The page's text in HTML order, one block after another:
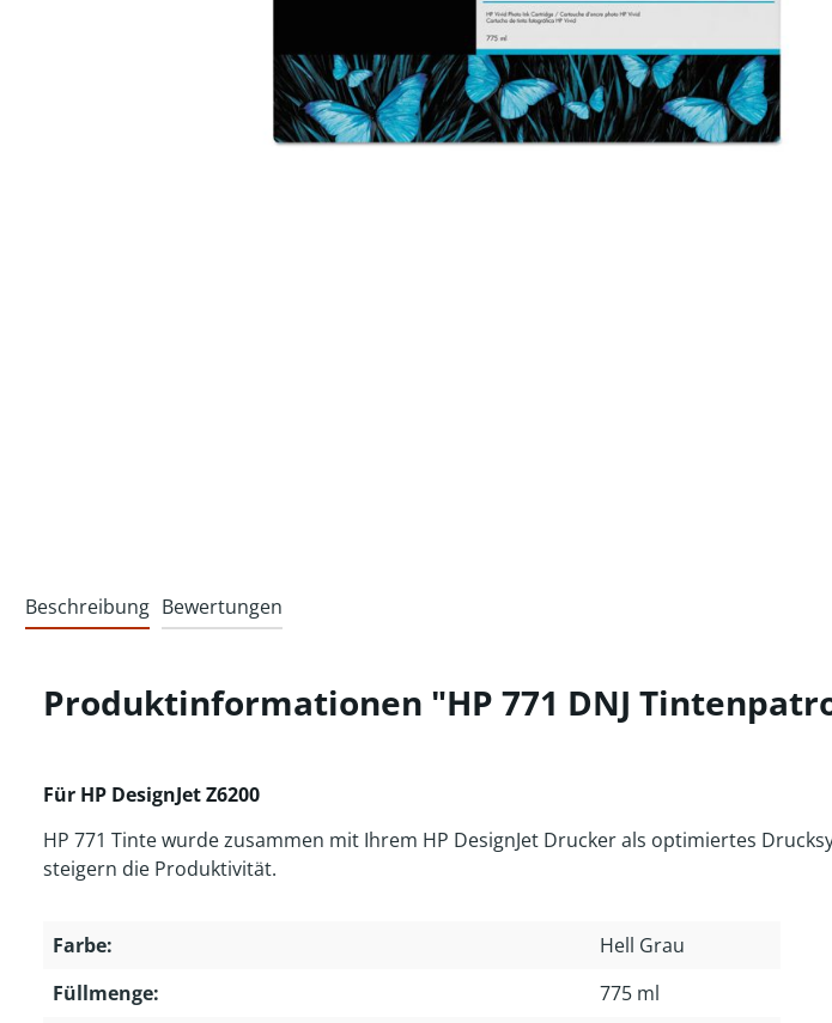
Beschreibung Bewertungen
Produktinformationen "HP 771 DNJ
Für HP DesignJet Z6200
HP 771 Tinte wurde zusammen mit Ihrem HP DesignJet Drucker als optimiertes
steigern die Produktivität.
Farbe:
Hell Grau
Füllmenge:
775 ml